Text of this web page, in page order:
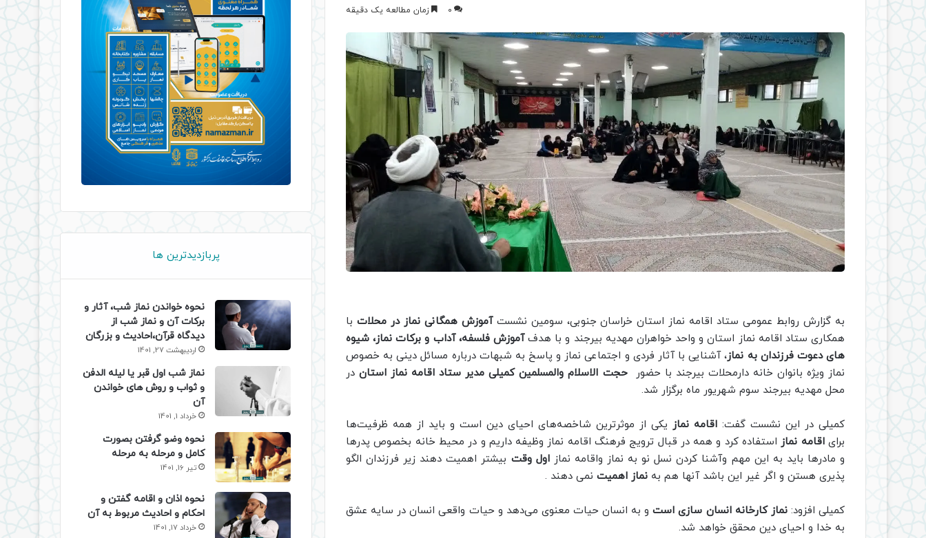
0 زمان مطالعه یک دقیقه
به گزارش روابط عمومی ستاد اقامه نماز استان خراسان جنوبی، سومین نشستآموزش همگانی نماز در محلات با
همکاری ستاد اقامه نماز استان و واحد خواهران مهدیه بیرجند و با هدفآموزش فلسفه، آداب و برکات نماز، شیوه
های دعوت فرزندان به نماز، آشنایی با آثار فردی و اجتماعی نماز و پاسخ به شبهات درباره مسائل دینی به خصوص
نماز ویژه بانوان خانه دارمحلات بیرجند با حضورحجت الاسلام والمسلمین کمیلی مدیر ستاد اقامه نماز استاندر
محل مهدیه بیرجند سوم شهریور ماه برگزار شد.
کمیلی در این نشست گفت: اقامه نماز یکی از موثرترین شاخصه‌های احیای دین است و باید از همه ظرفیت‌ها
برایاقامه نماز استفاده کرد و همه در قبال ترویج فرهنگ اقامه نماز وظیفه داریم و در محیط خانه بخصوص پدرها
و مادرها باید به این مهم وآشنا کردن نسل نو به نماز واقامه نمازاول وقت بیشتر اهمیت دهند زیر فرزندان الگو
پذیری هستن و اگر غیر این باشد آنها هم به نماز اهمیت نمی دهند .
کمیلی افزود: نماز کارخانه انسان سازی استو به انسان حیات معنوی می‌دهد و حیات واقعی انسان در سایه عشق
به خدا و احیای دین محقق خواهد شد.
پربازدیدترین ها
نحوه خواندن نماز شب، آثار و
برکات آن و نماز شب از
دیدگاه قرآن،احادیث و بزرگان
اردیبهشت 27, 1401
نماز شب اول قبر یا لیله الدفن
و ثواب و روش های خواندن
آن
خرداد 1, 1401
نحوه وضو گرفتن بصورت
کامل و مرحله به مرحله
تیر 16, 1401
نحوه اذان و اقامه گفتن و
احکام و احادیث مربوط به آن
خرداد 17, 1401